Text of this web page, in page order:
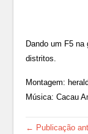
Dando um F5 na
distritos.
Montagem:
Música: Cacau
← Publicação